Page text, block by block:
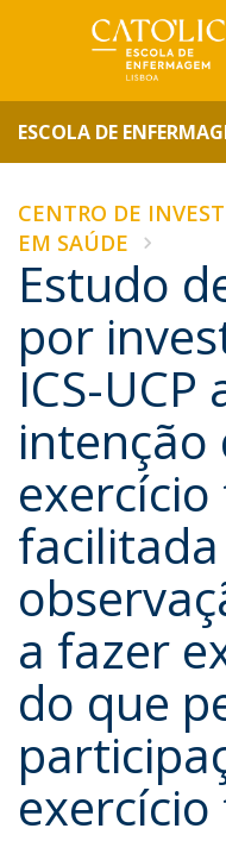
ESCOLA DE
CENTRO DE
EM SAÚDE
Estudo
por
ICS-
intenção
exercício
a fazer
do que